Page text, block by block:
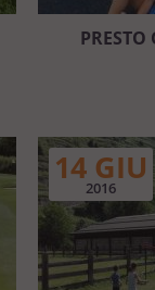
14 GIU
2016